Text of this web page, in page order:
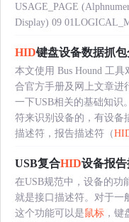
USAGE_PAGE
Display) 09
HID键盘设备数据抓
本文使用 Bus Hound 工具
合官方手册及网上文章进
一下USB相关的基础知识
符来识别设备的，有设备
描述符，报告描述符（
USB复合HID设备报
在USB规范中，设备的功
就是接口描述符。对于一
这个功能可以是鼠标 ，